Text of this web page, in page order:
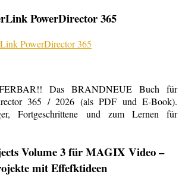
PowerDirector 365
Das BRANDNEUE Buch für
365 / 2026 (als PDF und E-Book).
Fortgeschrittene und zum Lernen für
Volume 3 für MAGIX Video –
mit Effefktideen